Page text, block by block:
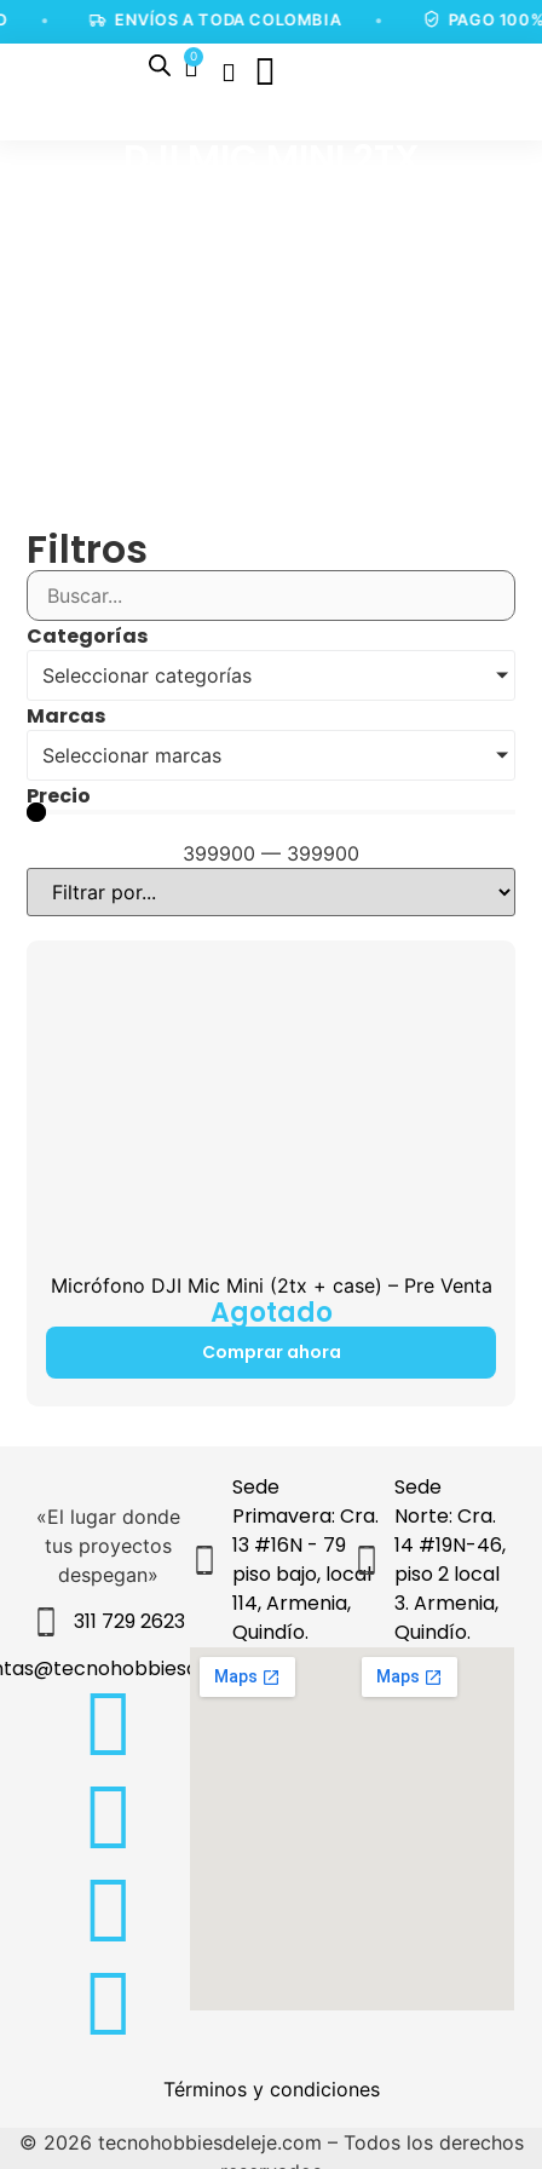
ENVÍOS A TODA COLOMBIA PAGO 100%
0
Filtros
Categorías
Seleccionar categorías
Marcas
Seleccionar marcas
Precio
399900 — 399900
Micrófono DJI Mic Mini (2tx + case) – Pre Venta
Agotado
Comprar ahora
«El lugar donde
tus proyectos
despegan»
311 729 2623
Sede
Primavera: Cra.
13 #16N - 79
piso bajo, local
114, Armenia,
Quindío.
Sede
Norte: Cra.
14 #19N-46,
piso 2 local
3. Armenia,
Quindío.
Términos y condiciones
© 2026 tecnohobbiesdeleje.com – Todos los derechos